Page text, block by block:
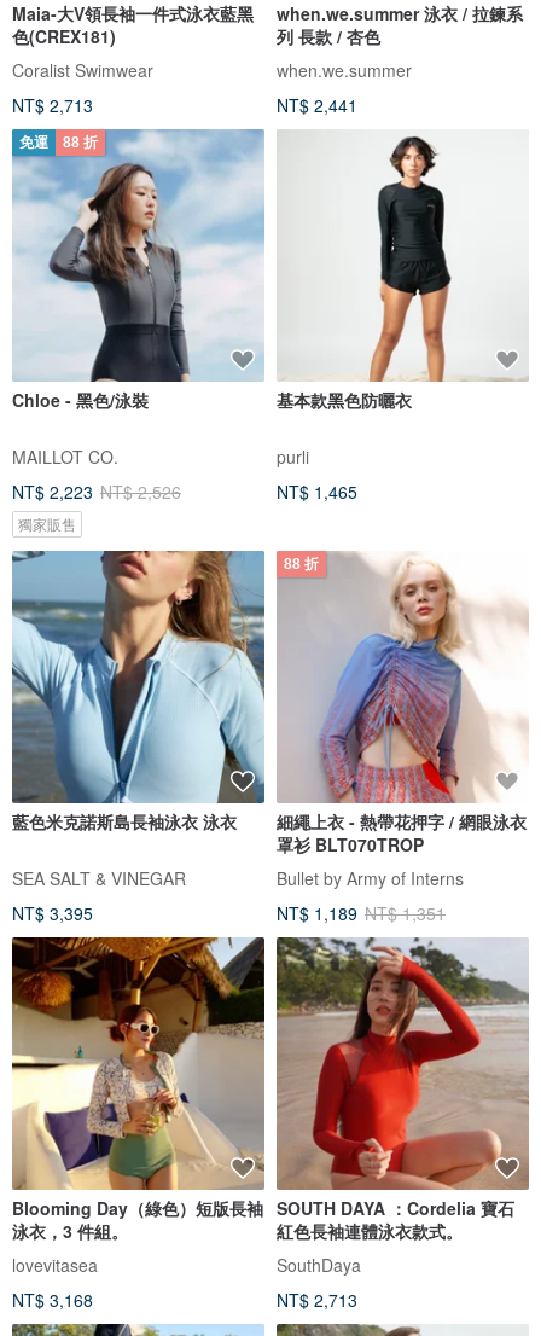
Maia-大V領長袖一件式泳衣藍黑
色(CREX181)
Coralist Swimwear
NT$ 2,713
when.we.summer 泳衣 / 拉鍊系
列 長款 / 杏色
when.we.summer
NT$ 2,441
免運 88 折
Chloe - 黑色/泳裝
MAILLOT CO.
NT$ 2,223 NT$ 2,526
獨家販售
基本款黑色防曬衣
purli
NT$ 1,465
藍色米克諾斯島長袖泳衣 泳衣
SEA SALT & VINEGAR
NT$ 3,395
88 折
細繩上衣 - 熱帶花押字 / 網眼泳衣
罩衫 BLT070TROP
Bullet by Army of Interns
NT$ 1,189 NT$ 1,351
Blooming Day（綠色）短版長袖
泳衣，3 件組。
lovevitasea
NT$ 3,168
SOUTH DAYA ：Cordelia 寶石
紅色長袖連體泳衣款式。
SouthDaya
NT$ 2,713